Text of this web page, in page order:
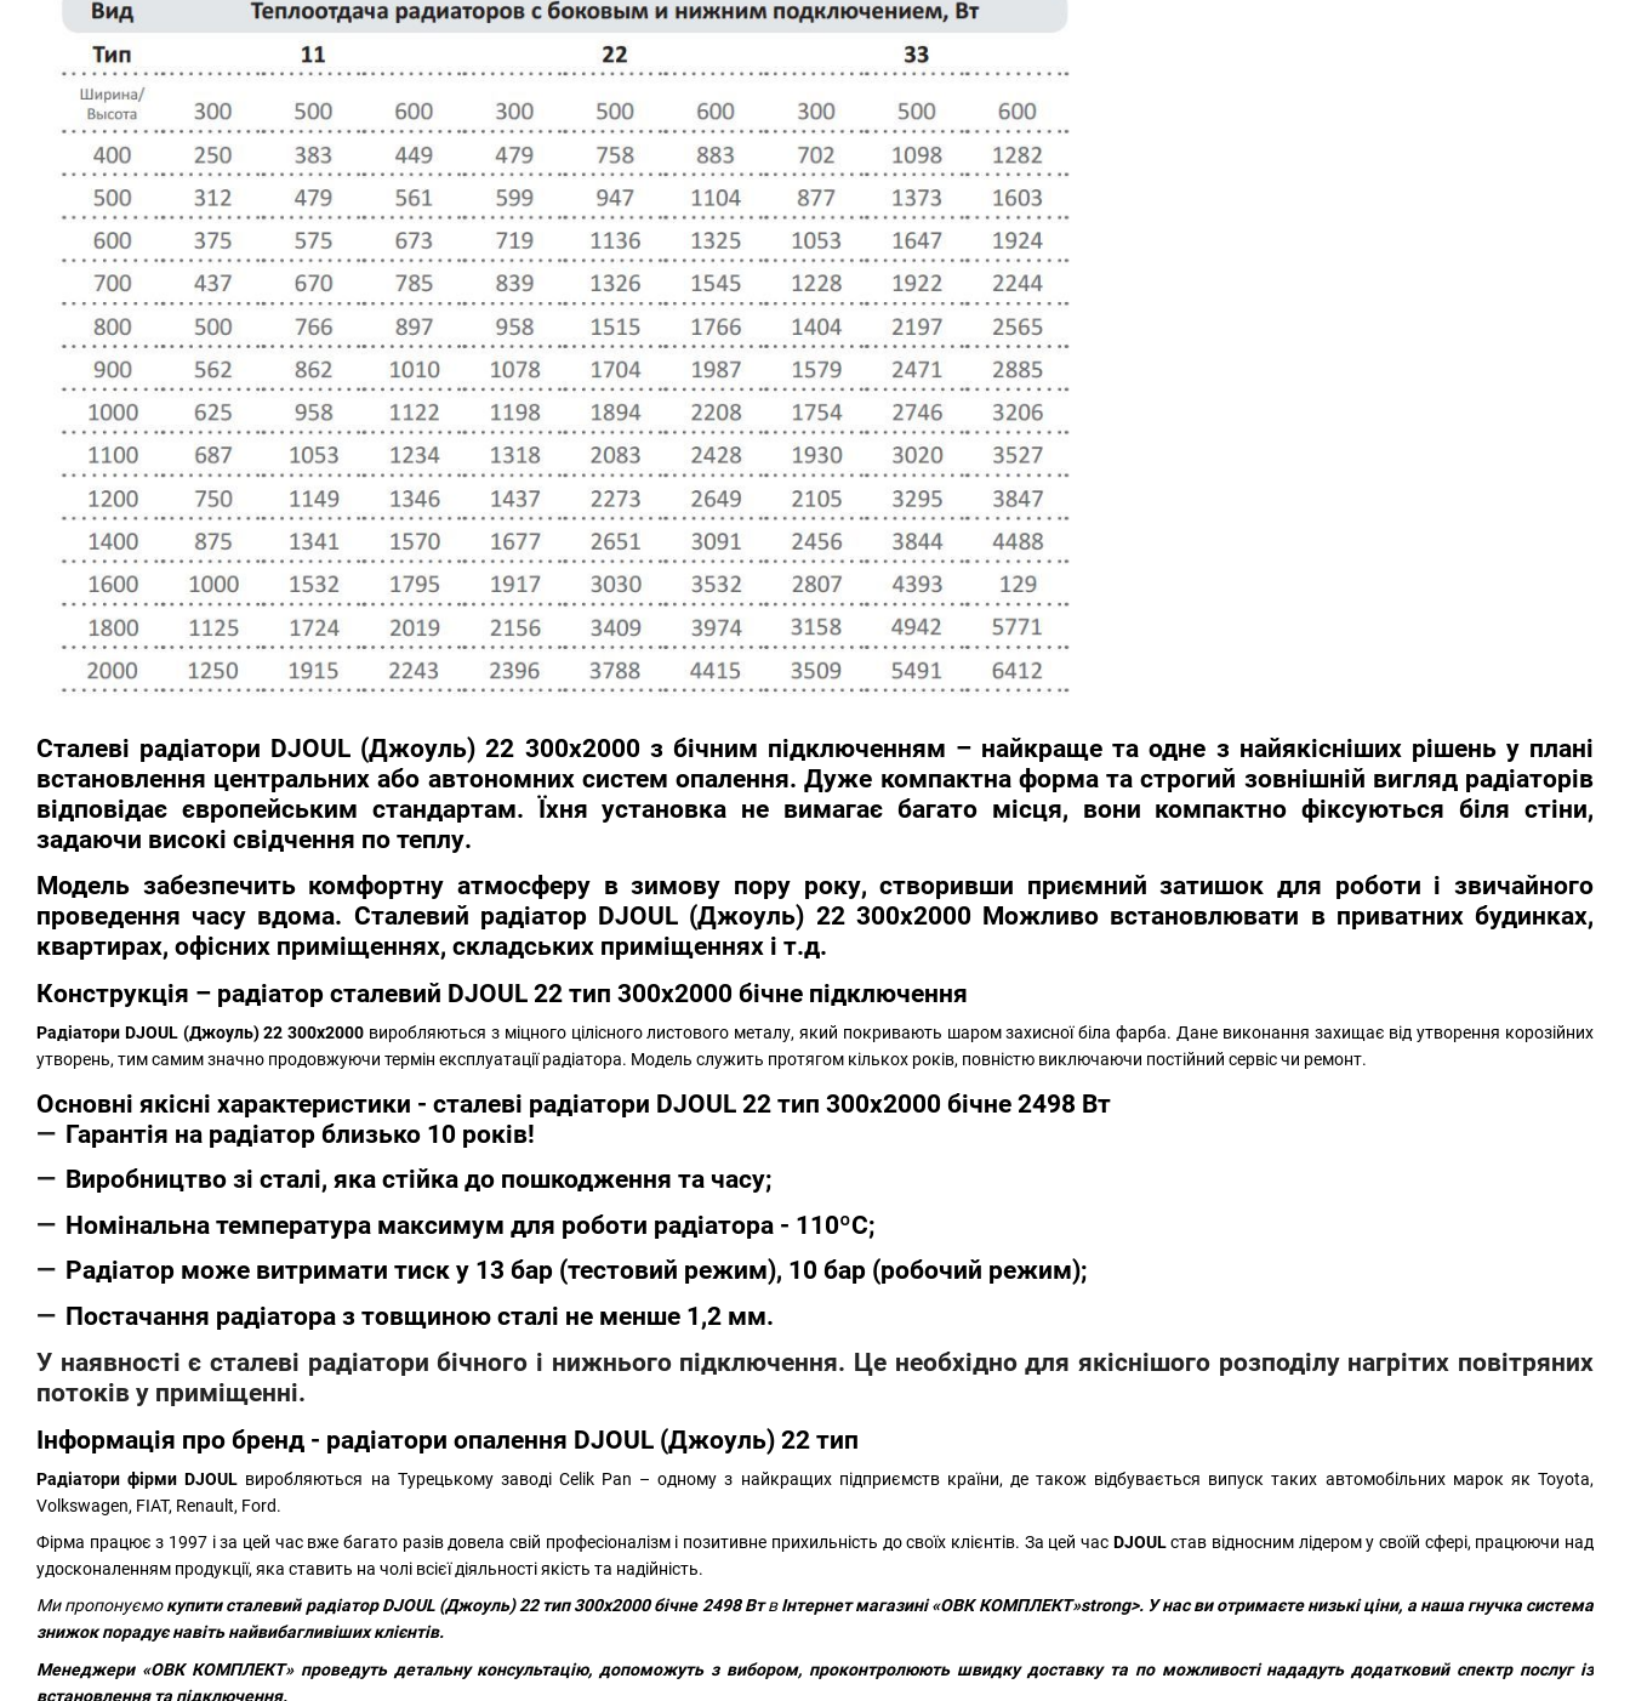
Сталеві радіатори DJOUL (Джоуль) 22 300х2000 з бічним підключенням – найкраще та одне з найякісніших рішень у плані
встановлення центральних або автономних систем опалення. Дуже компактна форма та строгий зовнішній вигляд радіаторів
відповідає європейським стандартам. Їхня установка не вимагає багато місця, вони компактно фіксуються біля стіни,
задаючи високі свідчення по теплу.
Модель забезпечить комфортну атмосферу в зимову пору року, створивши приємний затишок для роботи і звичайного
проведення часу вдома. Сталевий радіатор DJOUL (Джоуль) 22 300х2000 Можливо встановлювати в приватних будинках,
квартирах, офісних приміщеннях, складських приміщеннях і т.д.
Конструкція – радіатор сталевий DJOUL 22 тип 300х2000 бічне підключення
Радіатори DJOUL (Джоуль) 22 300х2000 виробляються з міцного цілісного листового металу, який покривають шаром захисної біла фарба. Дане виконання захищає від утворення корозійних
утворень, тим самим значно продовжуючи термін експлуатації радіатора. Модель служить протягом кількох років, повністю виключаючи постійний сервіс чи ремонт.
Основні якісні характеристики - сталеві радіатори DJOUL 22 тип 300х2000 бічне 2498 Вт
Гарантія на радіатор близько 10 років!
Виробництво зі сталі, яка стійка до пошкодження та часу;
Номінальна температура максимум для роботи радіатора - 110ºС;
Радіатор може витримати тиск у 13 бар (тестовий режим), 10 бар (робочий режим);
Постачання радіатора з товщиною сталі не менше 1,2 мм.
У наявності є сталеві радіатори бічного і нижнього підключення. Це необхідно для якіснішого розподілу нагрітих повітряних
потоків у приміщенні.
Інформація про бренд - радіатори опалення DJOUL (Джоуль) 22 тип
Радіатори фірми DJOUL виробляються на Турецькому заводі Celik Pan – одному з найкращих підприємств країни, де також відбувається випуск таких автомобільних марок як Toyota,
Volkswagen, FIAT, Renault, Ford.
Фірма працює з 1997 і за цей час вже багато разів довела свій професіоналізм і позитивне прихильність до своїх клієнтів. За цей час DJOULстав відносним лідером у своїй сфері, працюючи над
удосконаленням продукції, яка ставить на чолі всієї діяльності якість та надійність.
Ми пропонуємокупити сталевий радіаторDJOUL (Джоуль) 22 тип 300х2000 бічне 2498 ВтвІнтернет магазині «ОВК КОМПЛЕКТ»strong>. У нас ви отримаєте низькі ціни, а наша гнучка система
знижок порадує навіть найвибагливіших клієнтів.
Менеджери «ОВК КОМПЛЕКТ»проведуть детальну консультацію, допоможуть з вибором, проконтролюють швидку доставку та по можливості нададуть додатковий спектр послуг із
встановлення та підключення.